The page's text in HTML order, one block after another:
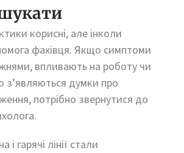
шукати
корисні, але інколи
фахівця. Якщо симптоми
впливають на роботу чи
з’являються думки про
потрібно звернутися до
гарячі лінії стали